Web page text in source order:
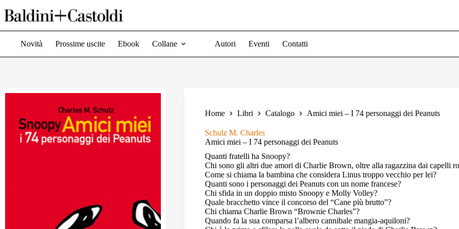
al
contenuto
Novità Prossime uscite Ebook Collane Autori Eventi Contatti
Home Libri Catalogo Amici miei – I 74 personaggi dei Peanuts
Schulz M. Charles
Amici miei – I 74 personaggi dei Peanuts
Quanti fratelli ha Snoopy?
Chi sono gli altri due amori di Charlie Brown, oltre alla ragazzina dai capelli
Come si chiama la bambina che considera Linus troppo vecchio per lei?
Quanti sono i personaggi dei Peanuts con un nome francese?
Chi sfida in un doppio misto Snoopy e Molly Volley?
Quale bracchetto vince il concorso del “Cane più brutto”?
Chi chiama Charlie Brown “Brownie Charles”?
Quando fa la sua comparsa l’albero cannibale mangia-aquiloni?